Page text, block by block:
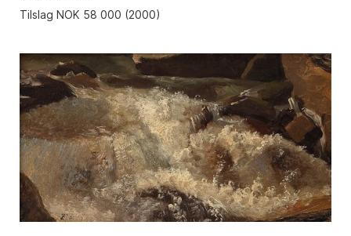
Tilslag NOK 58 000 (2000)